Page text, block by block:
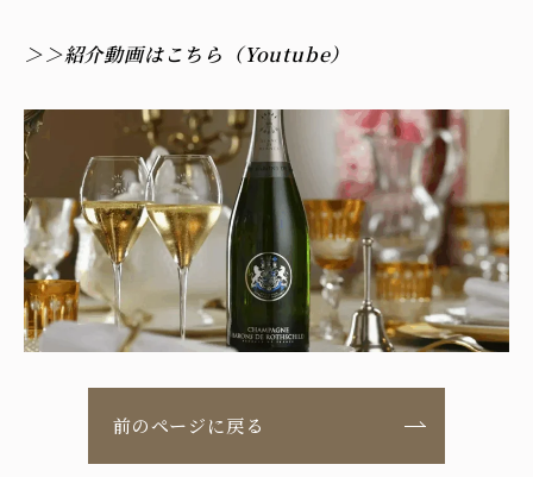
＞＞紹介動画はこちら（Youtube）
前のページに戻る